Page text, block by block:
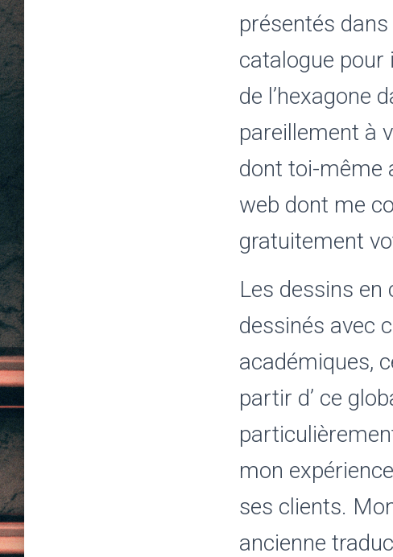
présentés dans
catalogue pour
de l’hexagone
pareillement à
dont toi-même
web dont me
gratuitement
Les dessins en
dessinés avec
académiques,
partir d’ ce
mon
ses clients.
ancienne